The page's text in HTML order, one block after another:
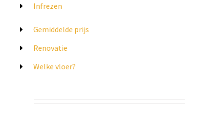
Infrezen
Gemiddelde prijs
Renovatie
Welke vloer?